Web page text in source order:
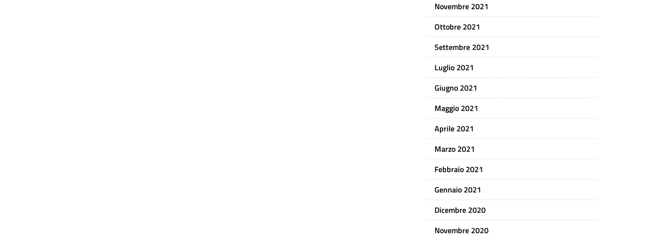
Novembre 2021
Ottobre 2021
Settembre 2021
Luglio 2021
Giugno 2021
Maggio 2021
Aprile 2021
Marzo 2021
Febbraio 2021
Gennaio 2021
Dicembre 2020
Novembre 2020